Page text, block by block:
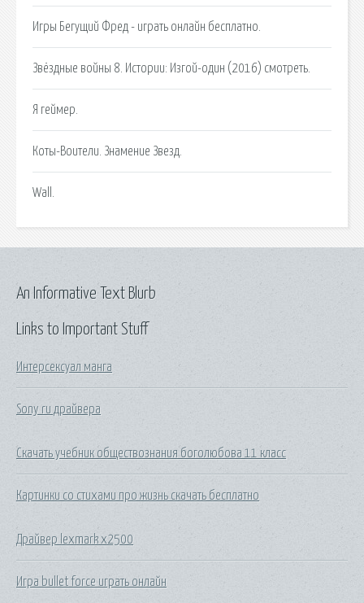
Игры Бегущий Фред - играть онлайн бесплатно.
Звёздные войны 8. Истории: Изгой-один (2016) смотреть.
Я геймер.
Коты-Воители. Знамение Звезд.
Wall.
Links to Important Stuff
Интерсексуал манга
Sony ru драйвера
Скачать учебник обществознания боголюбова 11 класс
Картинки со стихами про жизнь скачать бесплатно
Драйвер lexmark x2500
Игра bullet force играть онлайн
An Informative Text Blurb